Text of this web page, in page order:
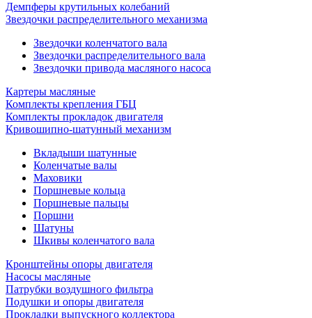
Демпферы крутильных колебаний
Звездочки распределительного механизма
Звездочки коленчатого вала
Звездочки распределительного вала
Звездочки привода масляного насоса
Картеры масляные
Комплекты крепления ГБЦ
Комплекты прокладок двигателя
Кривошипно-шатунный механизм
Вкладыши шатунные
Коленчатые валы
Маховики
Поршневые кольца
Поршневые пальцы
Поршни
Шатуны
Шкивы коленчатого вала
Кронштейны опоры двигателя
Насосы масляные
Патрубки воздушного фильтра
Подушки и опоры двигателя
Прокладки выпускного коллектора